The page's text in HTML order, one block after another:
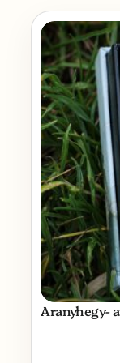
Aranyhegy-